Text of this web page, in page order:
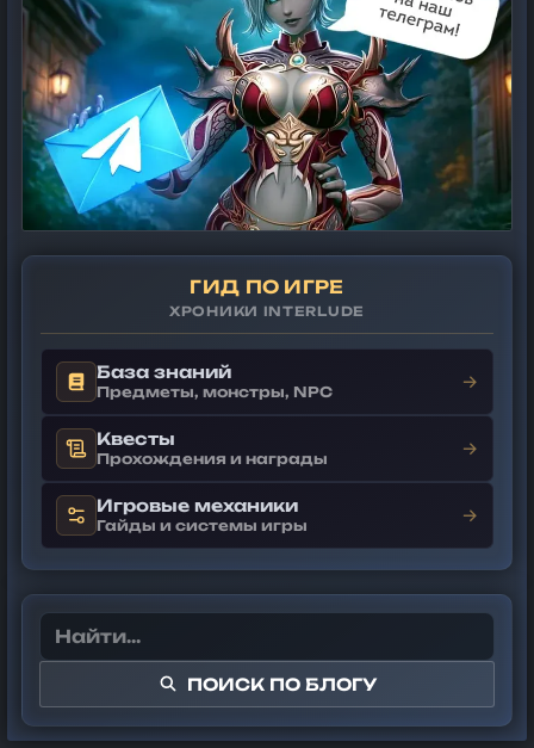
ГИД ПО ИГРЕ
ХРОНИКИ INTERLUDE
База знаний
Предметы, монстры, NPC →
Квесты
Прохождения и награды →
Игровые механики
Гайды и системы игры →
ПОИСК ПО БЛОГУ